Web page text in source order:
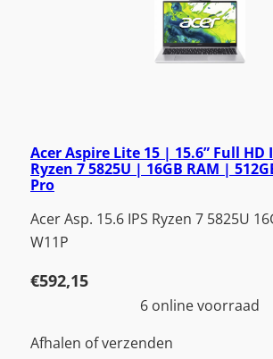
Acer Aspire Lite 15 | 15.6” Full HD
Ryzen 7 5825U | 16GB RAM |
Pro
Acer Asp. 15.6 IPS Ryzen 7 5825U
W11P
€592,15
6 online voorraad
Afhalen of verzenden